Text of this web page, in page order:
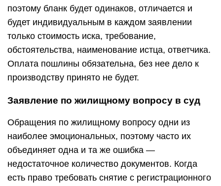
поэтому бланк будет одинаков, отличается и
будет индивидуальным в каждом заявлении
только стоимость иска, требование,
обстоятельства, наименование истца, ответчика.
Оплата пошлины обязательна, без нее дело к
производству принято не будет.
Заявление по жилищному вопросу в суд
Обращения по жилищному вопросу одни из
наиболее эмоциональных, поэтому часто их
объединяет одна и та же ошибка —
недостаточное количество документов. Когда
есть право требовать снятие с регистрационного